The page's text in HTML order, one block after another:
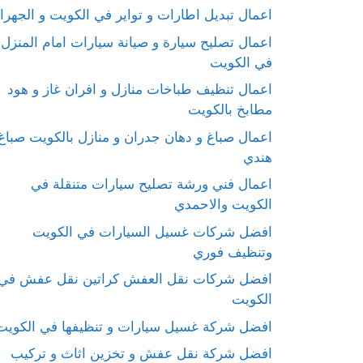
اعمال تبديل اطارات و تواير في الكويت و
اعمال تصليح سيارة و صيانة سيارات امام المنزل
في الكويت
اعمال تنظيف طباخات منازل و افران غاز و هود
مطابخ بالكويت
اعمال صباغ و دهان جدران و منازل بالكويت
هندي
اعمال فني ورشة تصليح سيارات متنقلة في
الكويت والاحمدي
افضل شركات غسيل السيارات في الكويت
وتنظيف فوري
افضل شركات نقل العفش كراتين نقل عفش
الكويت
افضل شركة غسيل سيارات و تنظيفها في
افضل شركة نقل عفش و تخزين اثاث و تركيب